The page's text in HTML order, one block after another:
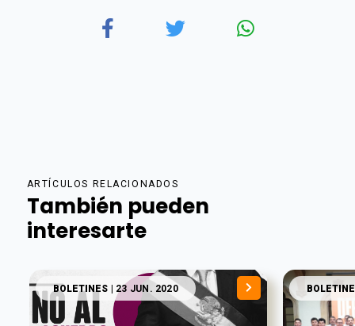
ARTÍCULOS RELACIONADOS
También pueden
interesarte
BOLETINES | 23 JUN. 2020